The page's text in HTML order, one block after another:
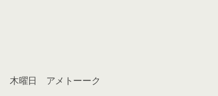
木曜日 アメトーーク